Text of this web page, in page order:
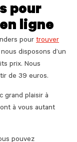
pour
ligne
pour trouver
disposons d’un
prix. Nous
de 39 euros.
grand plaisir à
à vous autant
pouvez